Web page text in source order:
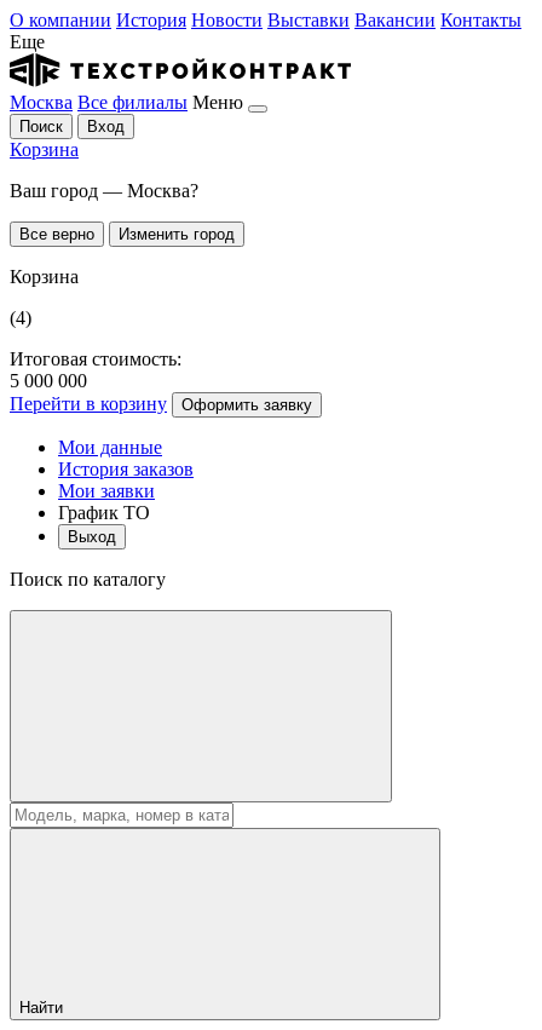
О компании История Новости Выставки Вакансии Контакты
Еще
Москва Все филиалы Меню
Поиск Вход
Корзина
Ваш город — Москва?
Все верно Изменить город
Корзина
(4)
Итоговая стоимость:
5 000 000
Перейти в корзину
Оформить заявку
Мои данные
История заказов
Мои заявки
График ТО
Выход
Поиск по каталогу
Найти